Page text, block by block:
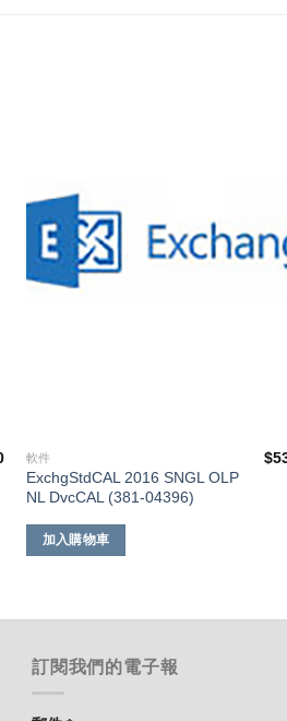
軟件
ExchgStdCAL 2016 SNGL OLP
NL DvcCAL (381-04396)
$
加入購物車
訂閱我們的電子報